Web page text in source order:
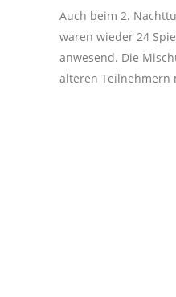
Auch beim 2.
waren wieder 24
anwesend. Die
älteren Teilnehmern